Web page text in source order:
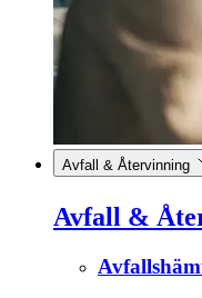
Avfall & Återvinning
Avfall &